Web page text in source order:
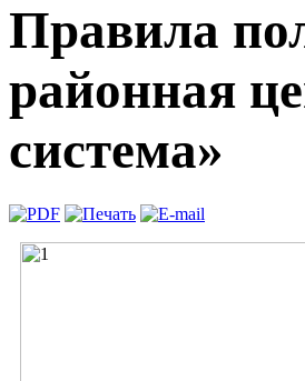
Правила
районная
система»